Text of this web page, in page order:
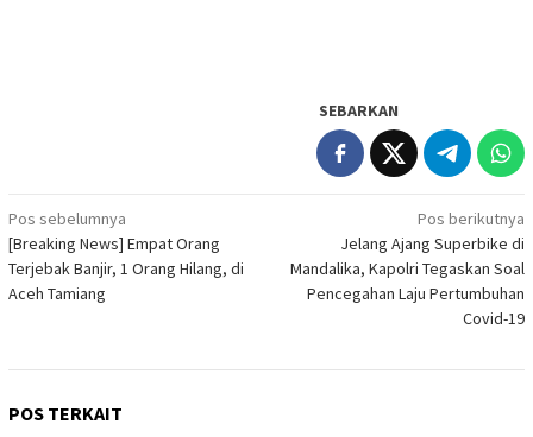
SEBARKAN
Navigasi
pos
Pos sebelumnya
[Breaking News] Empat Orang
Terjebak Banjir, 1 Orang Hilang, di
Aceh Tamiang
Pos berikutnya
Jelang Ajang Superbike di
Mandalika, Kapolri Tegaskan Soal
Pencegahan Laju Pertumbuhan
Covid-19
POS TERKAIT